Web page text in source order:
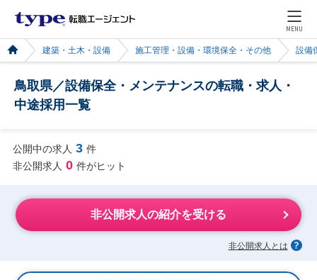
MENU
建築・土木・設備 施工管理・設備・環境保全・その他 設備
鳥取県／設備保全・メンテナンスの転職・求人・
中途採用一覧
公開中の求人 3 件
非公開求人 0 件がヒット
非公開求人の紹介を受ける
非公開求人とは